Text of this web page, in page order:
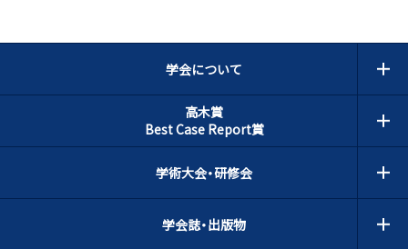
学会について
高木賞
Best Case Report賞
学術大会・研修会
学会誌・出版物